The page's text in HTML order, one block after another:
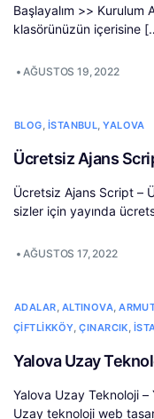
Başlayalım >> Kurulum
klasörünüzün içerisine
•AĞUSTOS 19, 2022
BLOG, İSTANBUL,YALOVA
Ücretsiz Ajans
Ücretsiz Ajans Script –
sizler için yayında
•AĞUSTOS 17, 2022
ADALAR, ALTINOVA,
ÇIFTLIKKÖY,ÇINARCIK,
Yalova Uzay
Yalova Uzay Teknoloji
Uzay teknoloji web